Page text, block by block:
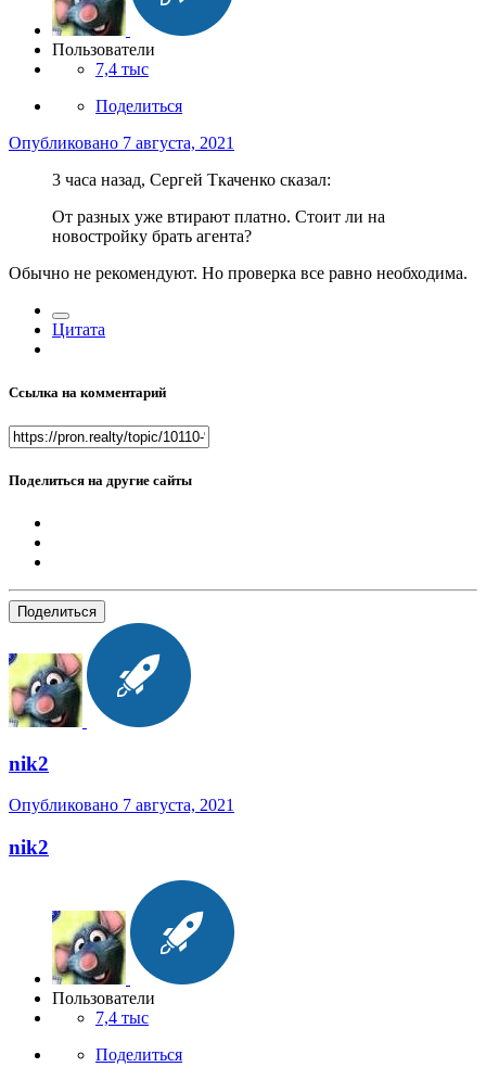
Пользователи
7,4 тыс
Поделиться
Опубликовано 7 августа, 2021
3 часа назад, Сергей Ткаченко сказал:
От разных уже втирают платно. Стоит ли на
новостройку брать агента?
Обычно не рекомендуют. Но проверка все равно необходима.
Цитата
Ссылка на комментарий
Поделиться на другие сайты
Поделиться
nik2
Опубликовано 7 августа, 2021
nik2
Пользователи
7,4 тыс
Поделиться